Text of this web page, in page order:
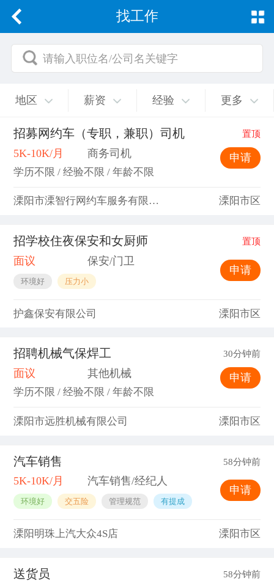
找工作
请输入职位名/公司名关键字
地区 薪资 经验 更多
招募网约车（专职，兼职）司机 置顶
5K-10K/月 商务司机
学历不限 / 经验不限 / 年龄不限
申请
溧阳市溧智行网约车服务有限公司 溧阳市区
招学校住夜保安和女厨师 置顶
面议 保安/门卫
环境好 压力小
申请
护鑫保安有限公司 溧阳市区
招聘机械气保焊工 30分钟前
面议 其他机械
学历不限 / 经验不限 / 年龄不限
申请
溧阳市远胜机械有限公司 溧阳市区
汽车销售 58分钟前
5K-10K/月 汽车销售/经纪人
环境好 交五险 管理规范 有提成
申请
溧阳明珠上汽大众4S店 溧阳市区
送货员 58分钟前